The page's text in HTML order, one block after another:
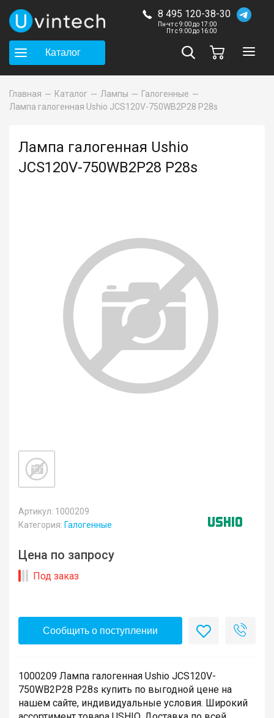
8 495 120-38-30
Пн-чт с 9:00 до 17:00
Пт с 9:00 до 16:00
Каталог
Главная Каталог Лампы
Галогенные
Лампа галогенная Ushio JCS120V-750WB2P28 P28s
Лампа галогенная Ushio
JCS120V-750WB2P28 P28s
Артикул: 1000209
Категория: Галогенные
Цена по запросу
Под заказ
Сообщить о поступлении
1000209 Лампа галогенная Ushio JCS120V-
750WB2P28 P28s купить по выгодной цене на
нашем сайте, индивидуальные условия. Широкий